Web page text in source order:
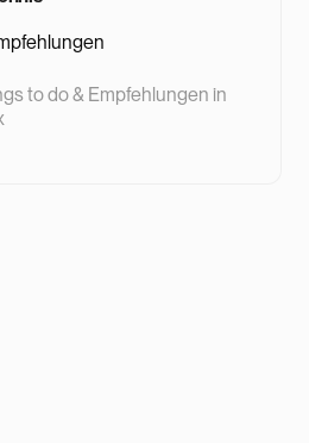
to do & Empfehlungen in